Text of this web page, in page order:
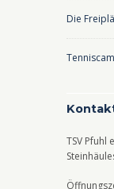
Die
TSV Pfuhl